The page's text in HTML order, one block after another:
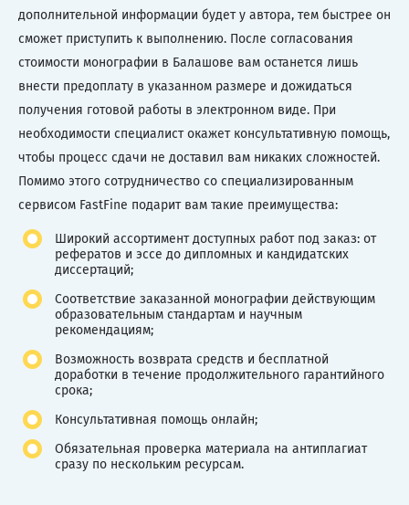
дополнительной информации будет у автора, тем быстрее он
сможет приступить к выполнению. После согласования
стоимости монографии в Балашове вам останется лишь
внести предоплату в указанном размере и дожидаться
получения готовой работы в электронном виде. При
необходимости специалист окажет консультативную помощь,
чтобы процесс сдачи не доставил вам никаких сложностей.
Помимо этого сотрудничество со специализированным
сервисом FastFine подарит вам такие преимущества:
Широкий ассортимент доступных работ под заказ: от
рефератов и эссе до дипломных и кандидатских
диссертаций;
Соответствие заказанной монографии действующим
образовательным стандартам и научным
рекомендациям;
Возможность возврата средств и бесплатной
доработки в течение продолжительного гарантийного
срока;
Консультативная помощь онлайн;
Обязательная проверка материала на антиплагиат
сразу по нескольким ресурсам.